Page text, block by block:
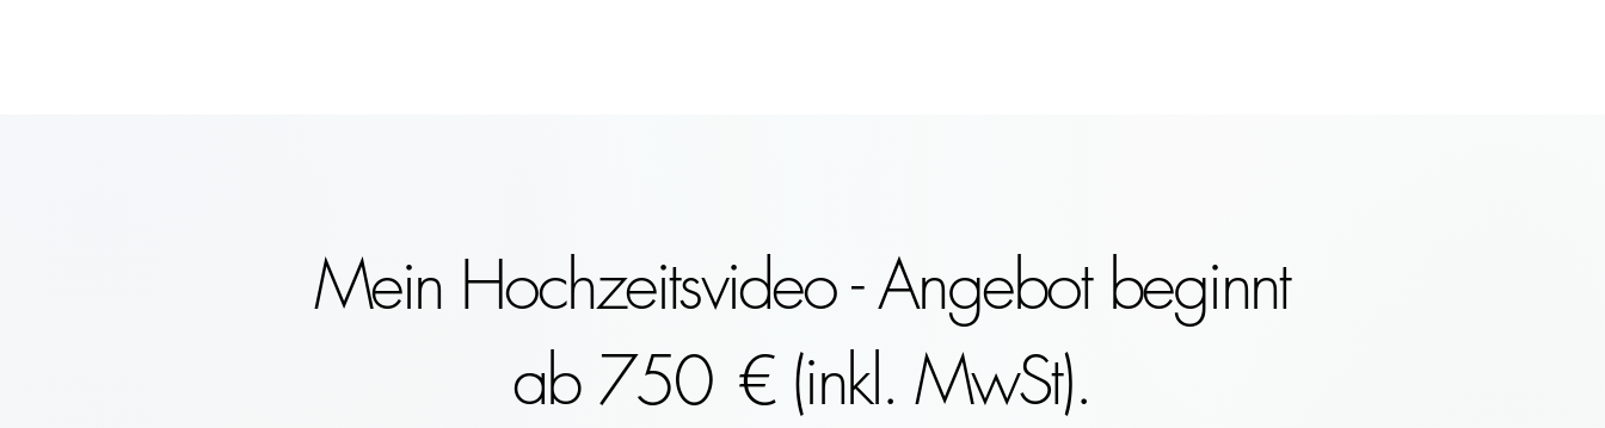
Mein Hochzeitsvideo - Angebot beginnt
ab 750 € (inkl. MwSt).